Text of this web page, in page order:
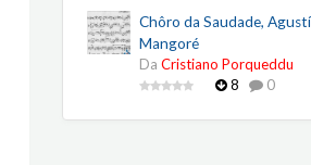
Chôro da Saudade,
Mangoré
Da Cristiano Porqueddu
8
0